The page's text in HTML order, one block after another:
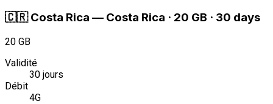
🇨🇷 Costa Rica — Costa Rica · 20 GB · 30 days
20 GB
Validité
30 jours
Débit
4G